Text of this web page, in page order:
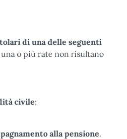
di una delle seguenti
o più rate non risultano
civile;
alla pensione.